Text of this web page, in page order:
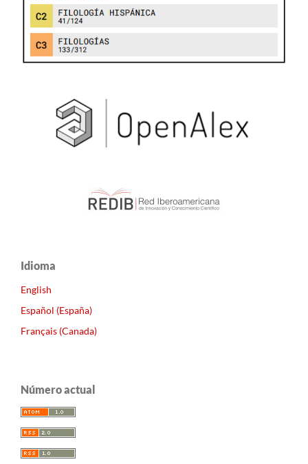
Idioma
English
Español (España)
Français (Canada)
Número actual